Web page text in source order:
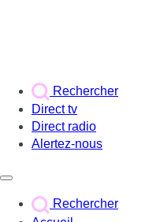
Rechercher
Direct tv
Direct radio
Alertez-nous
Rechercher